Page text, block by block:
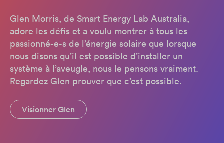
Glen Morris, de Smart Energy Lab Australia,
adore les défis et a voulu montrer à tous les
passionné-e-s de l’énergie solaire que lorsque
nous disons qu’il est possible d’installer un
système à l’aveugle, nous le pensons vraiment.
Regardez Glen prouver que c’est possible.
Visionner Glen